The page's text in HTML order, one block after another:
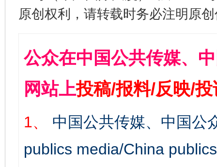
原创权利，请转载时务必注明原
公众在中国公共传媒、
网站上投稿/报料/反映/
1、
中国公共传媒、中国公
publics media/China